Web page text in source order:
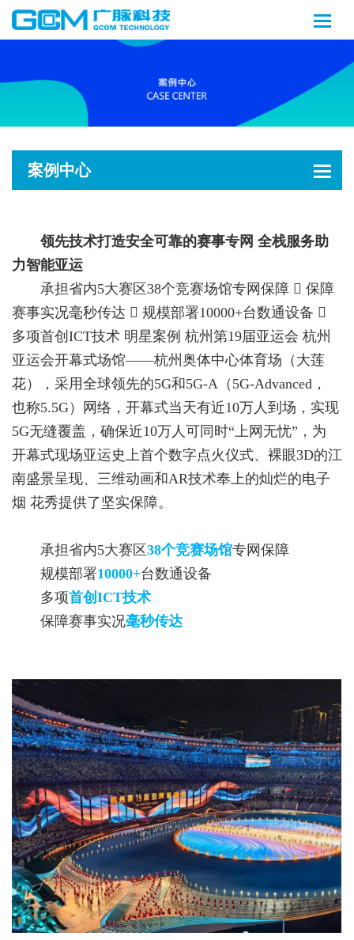
案例中心
领先技术打造安全可靠的赛事专网 全栈服务助
力智能亚运
承担省内5大赛区38个竞赛场馆专网保障  保障
赛事实况毫秒传达  规模部署10000+台数通设备 
多项首创ICT技术 明星案例 杭州第19届亚运会 杭州
亚运会开幕式场馆——杭州奥体中心体育场（大莲
花），采用全球领先的5G和5G-A（5G-Advanced，
也称5.5G）网络，开幕式当天有近10万人到场，实现
5G无缝覆盖，确保近10万人可同时“上网无忧”，为
开幕式现场亚运史上首个数字点火仪式、裸眼3D的江
南盛景呈现、三维动画和AR技术奉上的灿烂的电子
烟 花秀提供了坚实保障。
承担省内5大赛区38个竞赛场馆专网保障
规模部署10000+台数通设备
多项首创ICT技术
保障赛事实况毫秒传达